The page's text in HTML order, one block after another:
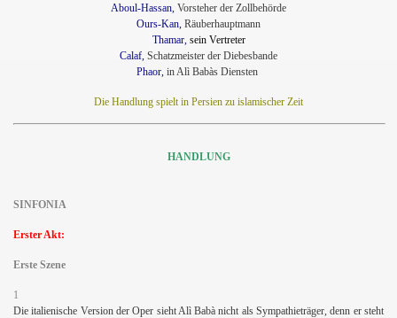
Aboul-Hassan, Vorsteher der Zollbehörde
Ours-Kan, Räuberhauptmann
Thamar, sein Vertreter
Calaf, Schatzmeister der Diebesbande
Phaor, in Alì Babàs Diensten
Die Handlung spielt in Persien zu islamischer Zeit
HANDLUNG
SINFONIA
Erster Akt:
Erste Szene
1
Die italienische Version der Oper sieht Alì Babà nicht als Sympathieträger, denn er steht